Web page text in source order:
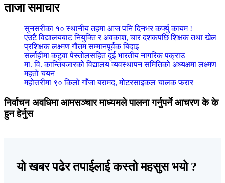
ताजा समाचार
सुनसरीका १० स्थानीय तहमा आज पनि दिनभर कर्फ्यु कायम !
एउटै विद्यालयबाट नियुक्ति र अवकाश, चार दशकपछि शिक्षक तथा खेल
प्रशिक्षक लक्ष्मण गौतम सम्मानपूर्वक बिदाइ
सर्लाहीमा कटुवा पेस्तोलसहित दुई भारतीय नागरिक पक्राउ
मा. वि. कान्तिबजारको विद्यालय व्यवस्थापन समितिको अध्यक्षमा लक्ष्मण
महतो चयन
महोत्तरीमा ९० किलो गाँजा बरामद, मोटरसाइकल चालक फरार
निर्वाचन अवधिमा आमसञ्चार माध्यमले पालना गर्नुपर्ने आचरण के के
हुन हेर्नुस
यो खबर पढेर तपाईलाई कस्तो महसुस भयो ?